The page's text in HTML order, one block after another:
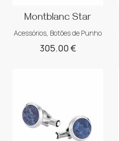
Montblanc Star
Acessórios, Botões de Punho
305.00€